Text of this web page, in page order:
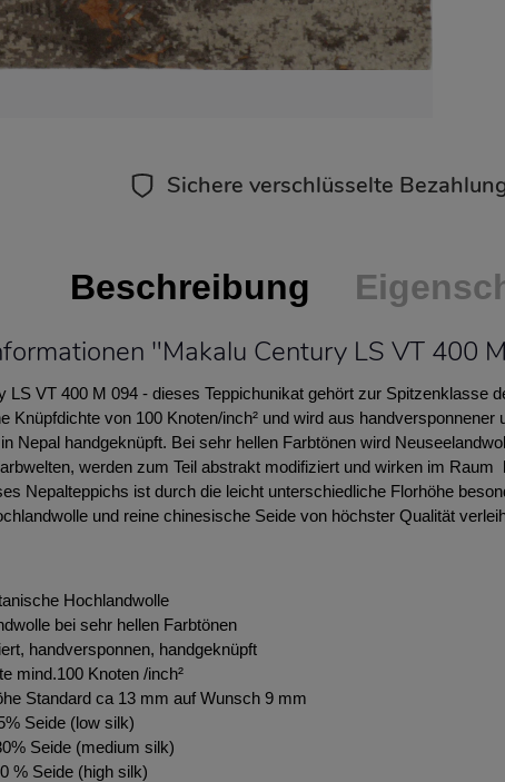
Sichere verschlüsselte
Beschreibung
"Makalu Century LS VT 400
LS VT 400 M 094 - dieses Teppichunikat gehört zur Spitzenklasse
Knüpfdichte von 100 Knoten/inch² und wird aus handversponnener
Nepal handgeknüpft. Bei sehr hellen Farbtönen wird
werden zum Teil abstrakt modifiziert und wirken im
Nepalteppichs ist durch die leicht unterschiedliche Florhöhe
und reine chinesische Seide von höchster Qualität
Hochlandwolle
bei sehr hellen Farbtönen
handversponnen, handgeknüpft
mind.100 Knoten /inch²
Standard ca 13 mm auf Wunsch 9 mm
Seide (low silk)
Seide (medium silk)
% Seide (high silk)